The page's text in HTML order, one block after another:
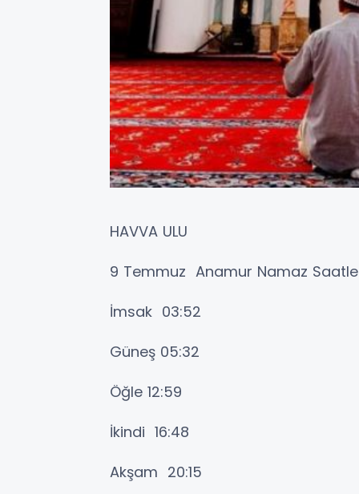
HAVVA ULU
9 Temmuz Anamur Namaz
İmsak 03:52
Güneş 05:32
Öğle 12:59
İkindi 16:48
Akşam 20:15